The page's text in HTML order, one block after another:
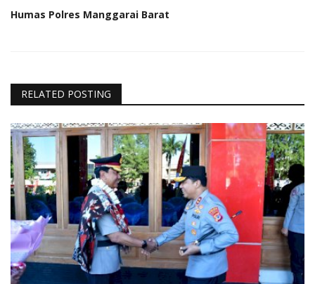
Humas Polres Manggarai Barat
RELATED POSTING